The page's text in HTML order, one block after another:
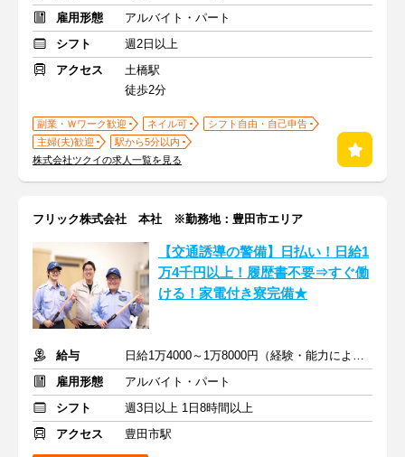
雇用形態
アルバイト・パート
シフト
週2日以上
アクセス
土橋駅
徒歩2分
副業・Ｗワーク歓迎 ネイル可
シフト自由・自己申告
主婦(夫)歓迎
駅から5分以内
株式会社ツクイの求人一覧を見る
フリック株式会社 本社 ※勤務地：豊田市エリア
【交通誘導の警備】日払い！日給1
万4千円以上！履歴書不要⇒すぐ働
ける！家電付き寮完備★
給与
日給1万4000～1万8000円（経験・能力による）
雇用形態
アルバイト・パート
シフト
週3日以上 1日8時間以上
アクセス
豊田市駅